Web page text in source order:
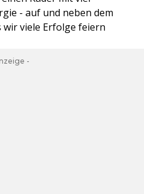
- auf und neben dem
wir viele Erfolge feiern
-